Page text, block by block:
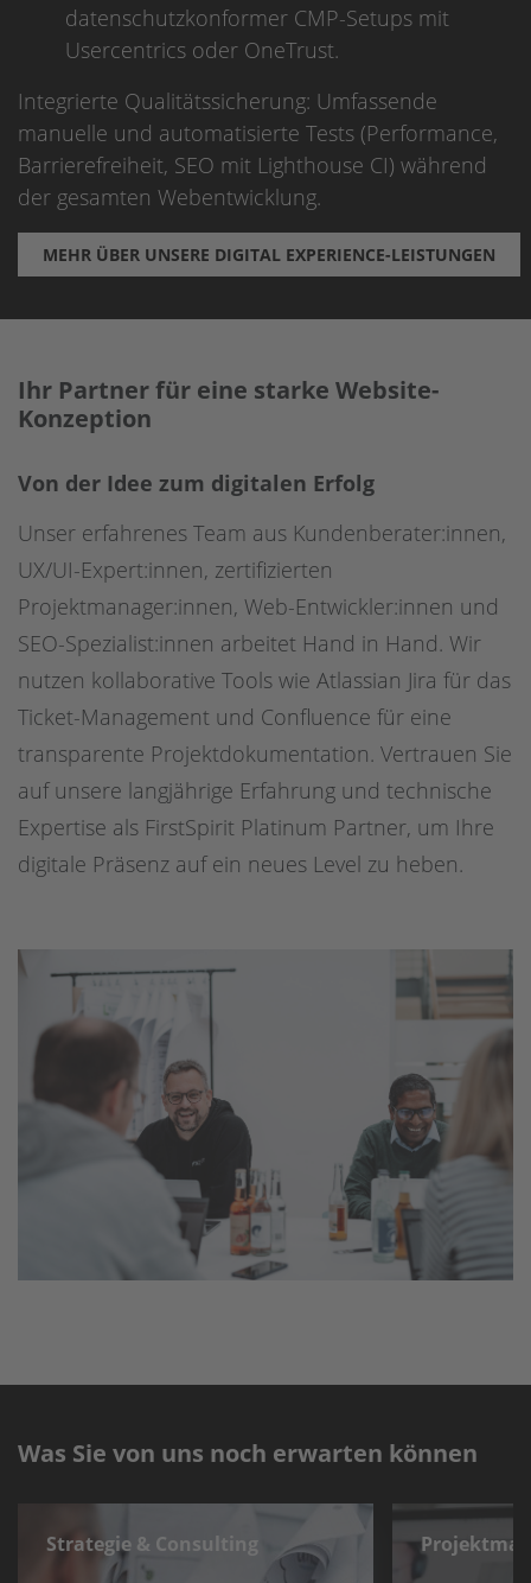
datenschutzkonformer CMP-Setups mit
Usercentrics oder OneTrust.
Integrierte Qualitätssicherung: Umfassende
manuelle und automatisierte Tests (Performance,
Barrierefreiheit, SEO mit Lighthouse CI) während
der gesamten Webentwicklung.
MEHR ÜBER UNSERE DIGITAL EXPERIENCE-LEISTUNGEN
Ihr Partner für eine starke Website-
Konzeption
Von der Idee zum digitalen Erfolg
Unser erfahrenes Team aus Kundenberater:innen,
UX/UI-Expert:innen, zertifizierten
Projektmanager:innen, Web-Entwickler:innen und
SEO-Spezialist:innen arbeitet Hand in Hand. Wir
nutzen kollaborative Tools wie Atlassian Jira für das
Ticket-Management und Confluence für eine
transparente Projektdokumentation. Vertrauen Sie
auf unsere langjährige Erfahrung und technische
Expertise als FirstSpirit Platinum Partner, um Ihre
digitale Präsenz auf ein neues Level zu heben.
Was Sie von uns noch erwarten können
Strategie & Consulting